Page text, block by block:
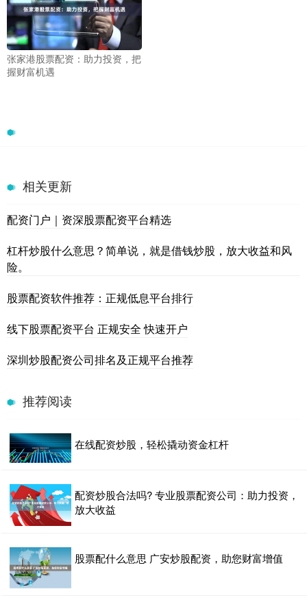
张家港股票配资：助力投资，把
握财富机遇
相关更新
配资门户｜资深股票配资平台精选
杠杆炒股什么意思？简单说，就是借钱炒股，放大收益和风
险。
股票配资软件推荐：正规低息平台排行
线下股票配资平台 正规安全 快速开户
深圳炒股配资公司排名及正规平台推荐
推荐阅读
在线配资炒股，轻松撬动资金杠杆
配资炒股合法吗? 专业股票配资公司：助力投资，
放大收益
股票配什么意思 广安炒股配资，助您财富增值